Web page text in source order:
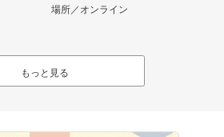
場所／オンライン
もっと見る